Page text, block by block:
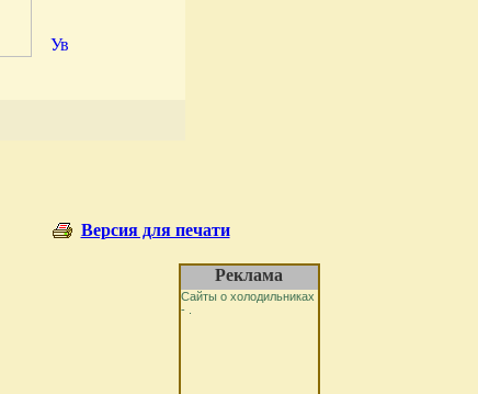
Версия для печати
Реклама
Сайты о холодильниках
- .